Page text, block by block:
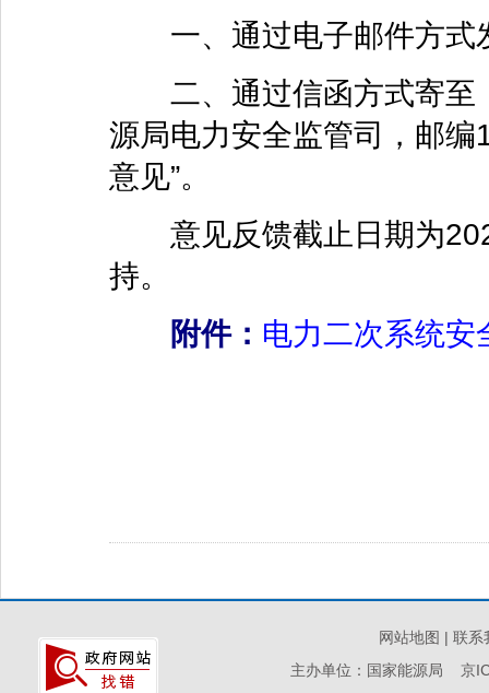
一、通过电子邮件方式
二、通过信函方式寄至
源局电力安全监管司，邮编
意见”。
意见反馈截止日期为
持。
附件： 电力二次系统安